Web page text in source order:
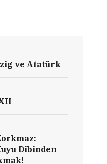
ve Atatürk
Dibinden